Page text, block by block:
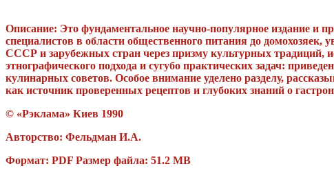
Описание: Это фундаментальное научно-популярное издание и
специалистов в области общественного питания до
СССР и зарубежных стран через призму культурных традиций,
этнографического подхода и сугубо практических задач:
кулинарных советов. Особое внимание уделено разделу,
как источник проверенных рецептов и глубоких знаний о
© «Рэклама» Киев 1990
Авторство: Фельдман И.А.
Формат: PDF Размер файла: 51.2 MB